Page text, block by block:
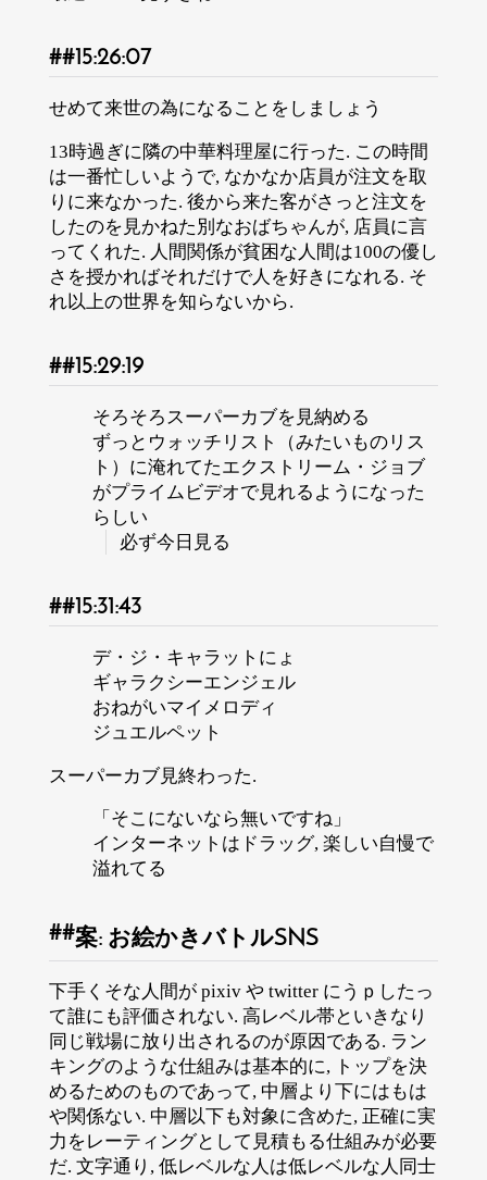
15:26:07
せめて来世の為になることをしましょう
13時過ぎに隣の中華料理屋に行った. この時間
は一番忙しいようで, なかなか店員が注文を取
りに来なかった. 後から来た客がさっと注文を
したのを見かねた別なおばちゃんが, 店員に言
ってくれた. 人間関係が貧困な人間は100の優し
さを授かればそれだけで人を好きになれる. そ
れ以上の世界を知らないから.
15:29:19
そろそろスーパーカブを見納める
ずっとウォッチリスト（みたいものリス
ト）に淹れてたエクストリーム・ジョブ
がプライムビデオで見れるようになった
らしい
必ず今日見る
15:31:43
デ・ジ・キャラットにょ
ギャラクシーエンジェル
おねがいマイメロディ
ジュエルペット
スーパーカブ見終わった.
「そこにないなら無いですね」
インターネットはドラッグ, 楽しい自慢で
溢れてる
案: お絵かきバトルSNS
下手くそな人間が pixiv や twitter にうｐしたっ
て誰にも評価されない. 高レベル帯といきなり
同じ戦場に放り出されるのが原因である. ラン
キングのような仕組みは基本的に, トップを決
めるためのものであって, 中層より下にはもは
や関係ない. 中層以下も対象に含めた, 正確に実
力をレーティングとして見積もる仕組みが必要
だ. 文字通り, 低レベルな人は低レベルな人同士